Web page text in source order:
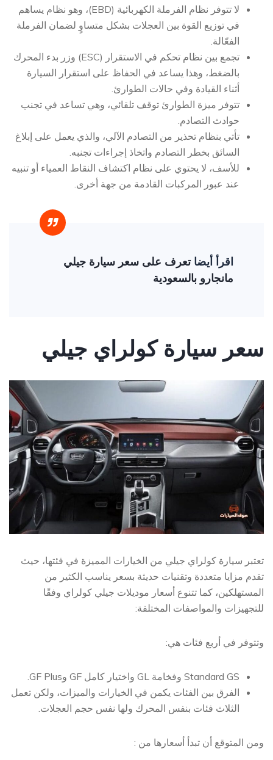
لا تتوفر نظام الفرملة الكهربائية (EBD)، وهو نظام يساهم
في توزيع القوة بين العجلات بشكل متساوٍ لضمان الفرملة
الفعّالة.
تجمع بين نظام تحكم في الاستقرار (ESC) وزر بدء المحرك
بالضغط، وهذا يساعد في الحفاظ على استقرار السيارة
أثناء القيادة وفي حالات الطوارئ.
تتوفر ميزة الطوارئ توقف تلقائي، وهي تساعد في تجنب
حوادث التصادم.
تأتي بنظام تحذير من التصادم الآلي، والذي يعمل على إبلاغ
السائق بخطر التصادم واتخاذ إجراءات تجنبه.
للأسف، لا يحتوي على نظام اكتشاف النقاط العمياء أو تنبيه
عند عبور المركبات القادمة من جهة أخرى.
اقرأ أيضاتعرف على سعر سيارة جيلي
مانجارو بالسعودية
سعر سيارة كولراي جيلي
تعتبر سيارة كولراي جيلي من الخيارات المميزة في فئتها، حيث
تقدم مزايا متعددة وتقنيات حديثة بسعر يناسب الكثير من
المستهلكين، كما تتنوع أسعار موديلات جيلي كولراي وفقًا
للتجهيزات والمواصفات المختلفة:
وتتوفر في أربع فئات هي:
Standard GS وفخامة GL واختيار كامل GF وGF Plus.
الفرق بين الفئات يكمن في الخيارات والميزات، ولكن تعمل
الثلاث فئات بنفس المحرك ولها نفس حجم العجلات.
ومن المتوقع أن تبدأ أسعارها من :